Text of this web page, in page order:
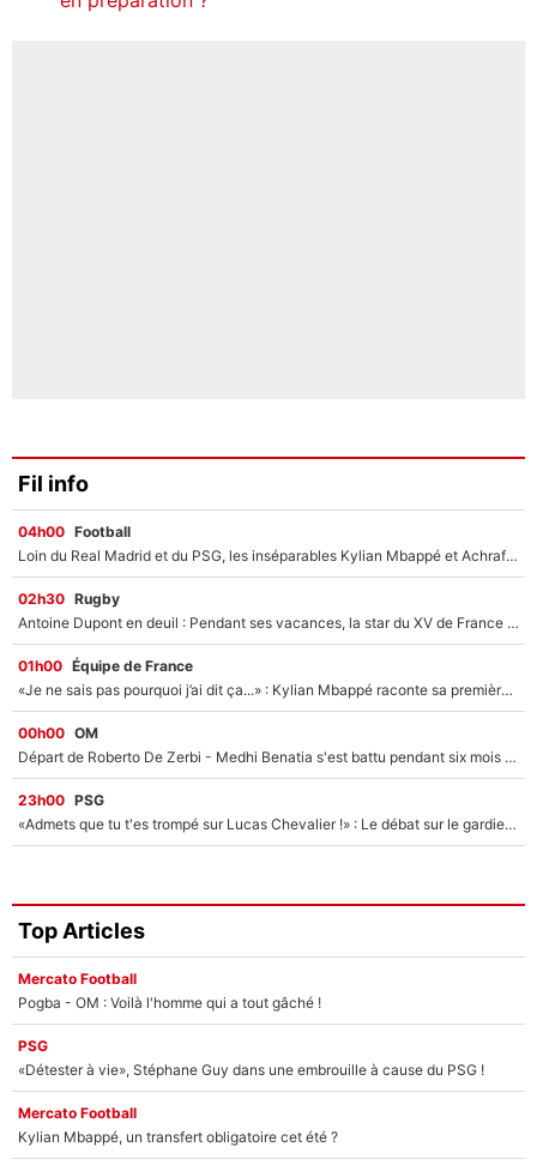
Fil info
04h00 Football
Loin du Real Madrid et du PSG, les inséparables Kylian Mbappé et Achraf Hakimi changent d'équipe le temps d'une journée !
02h30 Rugby
Antoine Dupont en deuil : Pendant ses vacances, la star du XV de France a perdu sa grand-mère
01h00 Équipe de France
«Je ne sais pas pourquoi j’ai dit ça...» : Kylian Mbappé raconte sa première rencontre avec Zinédine Zidane (et c’est très drôle)
00h00 OM
Départ de Roberto De Zerbi - Medhi Benatia s'est battu pendant six mois pour le retenir à l'OM, le PSG a été le naufrage de trop : «Je pars avec toi»
23h00 PSG
«Admets que tu t'es trompé sur Lucas Chevalier !» : Le débat sur le gardien du PSG vire au clash à l'After Foot
Top Articles
Mercato Football
Pogba - OM : Voilà l'homme qui a tout gâché !
PSG
«Détester à vie», Stéphane Guy dans une embrouille à cause du PSG !
Mercato Football
Kylian Mbappé, un transfert obligatoire cet été ?